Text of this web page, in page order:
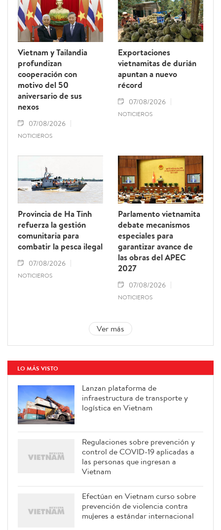
Vietnam y Tailandia
profundizan
cooperación con
motivo del 50
aniversario de sus
nexos
07/08/2026
NOTICIEROS
Exportaciones
vietnamitas de durián
apuntan a nuevo
récord
07/08/2026
NOTICIEROS
Provincia de Ha Tinh
refuerza la gestión
comunitaria para
combatir la pesca ilegal
07/08/2026
NOTICIEROS
Parlamento vietnamita
debate mecanismos
especiales para
garantizar avance de
las obras del APEC
2027
07/08/2026
NOTICIEROS
Ver más
LO MÁS VISTO
Lanzan plataforma de
infraestructura de transporte y
logística en Vietnam
Regulaciones sobre prevención y
control de COVID-19 aplicadas a
las personas que ingresan a
Vietnam
Efectúan en Vietnam curso sobre
prevención de violencia contra
mujeres a estándar internacional